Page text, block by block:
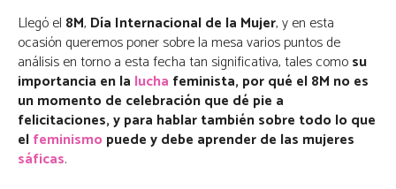
Llegó el 8M, Día Internacional de la Mujer, y en esta
ocasión queremos poner sobre la mesa varios puntos de
análisis en torno a esta fecha tan significativa, tales comosu
importancia en la lucha feminista, por qué el 8M no es
un momento de celebración que dé pie a
felicitaciones, y para hablar también sobre todo lo que
elfeminismo puede y debe aprender de las mujeres
sáficas.